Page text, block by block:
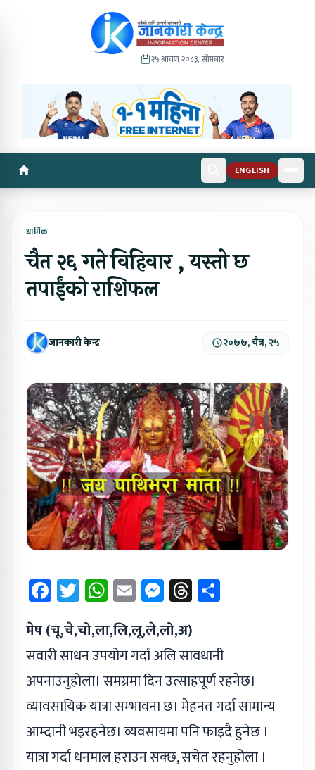
२५ श्रावण २०८३, सोमबार
ENGLISH
धार्मिक
चैत २६ गते विहिवार , यस्तो छ
तपाईंको राशिफल
जानकारी केन्द्र २०७७, चैत्र, २५
Facebook
Twitter
WhatsApp
EmailMessenger
Threads
मेष (चू,चे,चो,ला,लि,लू,ले,लो,अ)
सवारी साधन उपयोग गर्दा अलि सावधानी
अपनाउनुहोला। समग्रमा दिन उत्साहपूर्ण रहनेछ।
व्यावसायिक यात्रा सम्भावना छ। मेहनत गर्दा सामान्य
आम्दानी भइरहनेछ। व्यवसायमा पनि फाइदै हुनेछ ।
यात्रा गर्दा धनमाल हराउन सक्छ, सचेत रहनुहोला ।